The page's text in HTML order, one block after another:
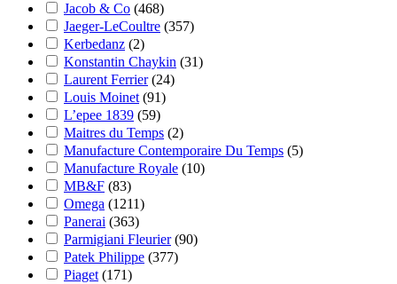
Jacob & Co (468)
Jaeger-LeCoultre (357)
Kerbedanz (2)
Konstantin Chaykin (31)
Laurent Ferrier (24)
Louis Moinet (91)
L’epee 1839 (59)
Maitres du Temps (2)
Manufacture Contemporaire Du Temps (5)
Manufacture Royale (10)
MB&F (83)
Omega (1211)
Panerai (363)
Parmigiani Fleurier (90)
Patek Philippe (377)
Piaget (171)